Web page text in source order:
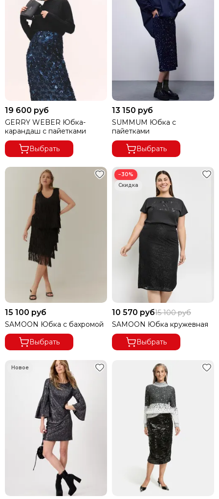
19 600 руб
GERRY WEBER Юбка-
карандаш с пайетками
Выбрать
13 150 руб
SUMMUM Юбка с
пайетками
Выбрать
15 100 руб
SAMOON Юбка с бахромой
Выбрать
−30%
10 570 руб15 100 руб
SAMOON Юбка кружевная
Выбрать